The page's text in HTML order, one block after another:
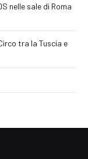
nelle sale di Roma
tra la Tuscia e